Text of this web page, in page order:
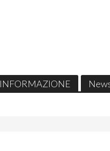
INFORMAZIONE